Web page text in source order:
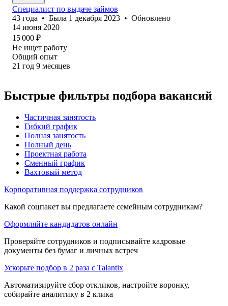
Специалист по выдаче займов
43 года • Была 1 декабря 2023 • Обновлено
14 июня 2020
15 000 ₽
Не ищет работу
Общий опыт
21 год 9 месяцев
Быстрые фильтры подбора вакансий
Частичная занятость
Гибкий график
Полная занятость
Полный день
Проектная работа
Сменный график
Вахтовый метод
Корпоративная поддержка сотрудников
Какой соцпакет вы предлагаете семейным сотрудникам?
Оформляйте кандидатов онлайн
Проверяйте сотрудников и подписывайте кадровые
документы без бумаг и личных встреч
Ускорьте подбор в 2 раза с Talantix
Автоматизируйте сбор откликов, настройте воронку,
собирайте аналитику в 2 клика